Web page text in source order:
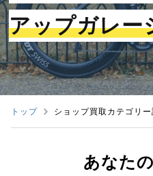
アップガレー
トップ ショップ買取カテゴリー
あなた